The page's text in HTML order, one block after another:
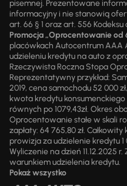
pisemnej. Prezentowane
informacyjny i nie stanowią
art. 66 § 1 oraz art. 556
Promocja „Oprocentowanie od
placówkach Autocentrum AAA
udzieleniu kredytu na auto z
Rzeczywista Roczna Stopa
Reprezentatywny przykład:
2019, cena samochodu 52 000
kwota kredytu konsumenckiego
równych po 1079,43zł. Okres
Oprocentowanie stałe w skali
zapłaty: 64 765,80 zł.
prowizja za udzielenie kredytu 1
Wyliczenie na dzień 11.12.2025
warunkiem udzielenia kredytu.
Pokaż wszystko